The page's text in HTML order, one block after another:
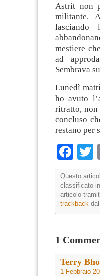
Astrit non
militante.
mestiere
ad
Sembrava
Lunedì
ho avuto
ritratto,
concluso
restano per
Questo
classificato in
articolo
trackback
1
Terry
1 Febbraio